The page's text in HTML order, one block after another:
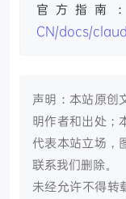
官方指南：
CN/docs/
声明：本站原创
明作者和出处；
代表本站立场，
联系我们删除。
未经允许不得转